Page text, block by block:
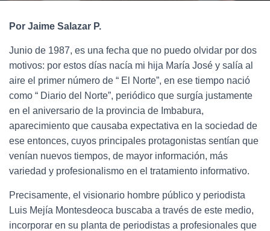
Por Jaime Salazar P.
Junio de 1987, es una fecha que no puedo olvidar por dos
motivos: por estos días nacía mi hija María José y salía al
aire el primer número de “ El Norte”, en ese tiempo nació
como “ Diario del Norte”, periódico que surgía justamente
en el aniversario de la provincia de Imbabura,
aparecimiento que causaba expectativa en la sociedad de
ese entonces, cuyos principales protagonistas sentían que
venían nuevos tiempos, de mayor información, más
variedad y profesionalismo en el tratamiento informativo.
Precisamente, el visionario hombre público y periodista
Luis Mejía Montesdeoca buscaba a través de este medio,
incorporar en su planta de periodistas a profesionales que